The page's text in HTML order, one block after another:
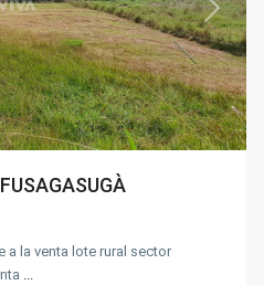
Next
a la venta lote rural sector
...